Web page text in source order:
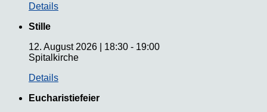
Details
Stille
12. August 2026
18:30 - 19:00
Spitalkirche
Details
Eucharistiefeier